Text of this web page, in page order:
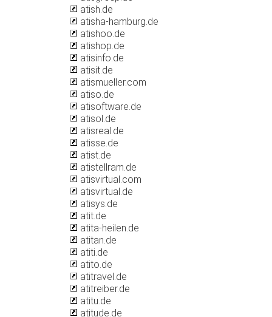
atish.de
atisha-hamburg.de
atishoo.de
atishop.de
atisinfo.de
atisit.de
atismueller.com
atiso.de
atisoftware.de
atisol.de
atisreal.de
atisse.de
atist.de
atistellram.de
atisvirtual.com
atisvirtual.de
atisys.de
atit.de
atita-heilen.de
atitan.de
atiti.de
atito.de
atitravel.de
atitreiber.de
atitu.de
atitude.de